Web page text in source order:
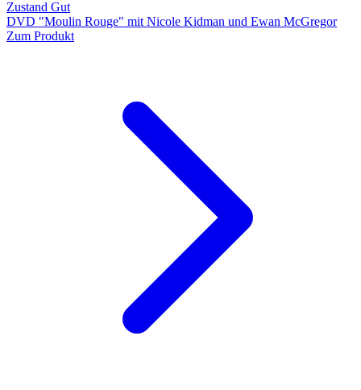
Zustand Gut
DVD "Moulin Rouge" mit Nicole Kidman und Ewan McGregor
Zum Produkt